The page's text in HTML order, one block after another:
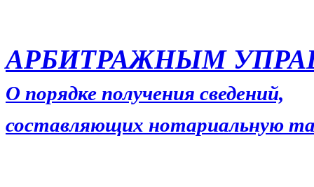
АРБИТРАЖНЫМ
О порядке получения сведений,
составляющих нотариальную